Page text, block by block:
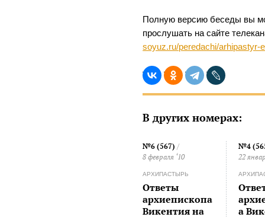
Полную версию беседы вы
прослушать на сайте
soyuz.ru/peredachi/arhipastyr-
В других номерах:
№6 (567) /
8 февраля ‘10
АРХИПАСТЫРЬ
Ответы
архиепископа
Викентия на
№4
22
а